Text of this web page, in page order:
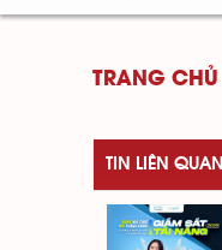
TRANG CHỦ
TIN LIÊN QUAN